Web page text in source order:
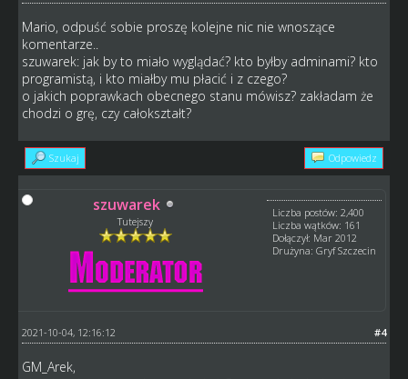
Mario, odpuść sobie proszę kolejne nic nie wnoszące
komentarze..
szuwarek: jak by to miało wyglądać? kto byłby adminami? kto
programistą, i kto miałby mu płacić i z czego?
o jakich poprawkach obecnego stanu mówisz? zakładam że
chodzi o grę, czy całokształt?
Szukaj Odpowiedz
szuwarek
Tutejszy
Liczba postów: 2,400
Liczba wątków: 161
Dołączył: Mar 2012
Drużyna: Gryf Szczecin
#4
2021-10-04, 12:16:12
GM_Arek,